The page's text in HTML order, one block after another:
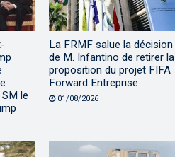
le
La FRMF salue la décision
de M. Infantino de retirer la
proposition du projet FIFA
Forward Entreprise
01/08/2026